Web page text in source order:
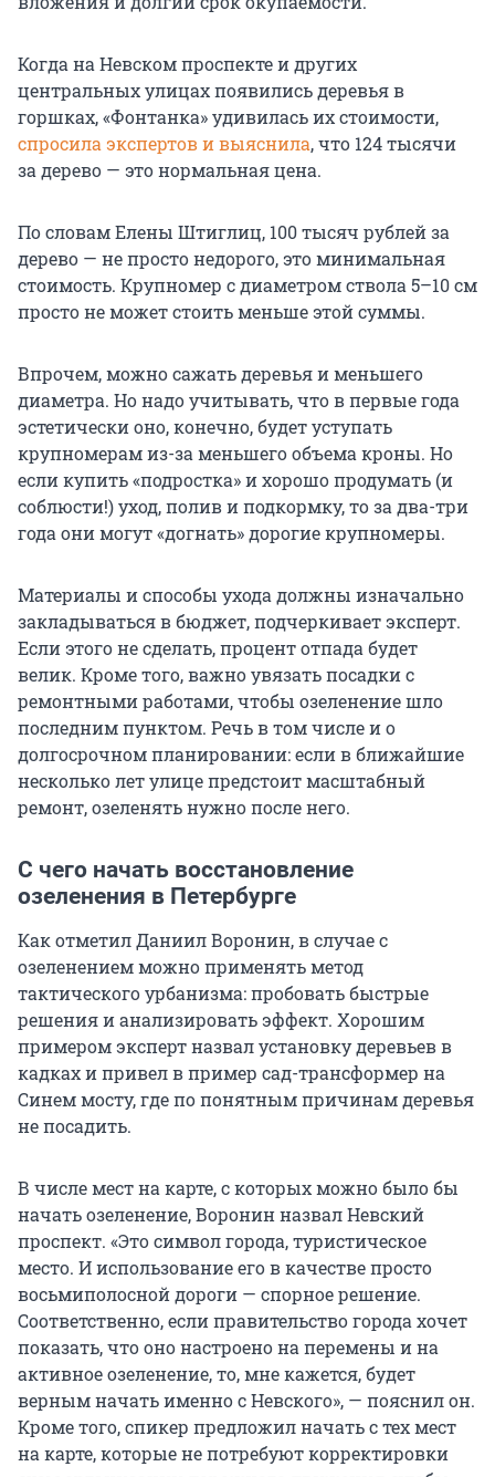
Когда на Невском проспекте и других
центральных улицах появились деревья в
горшках, «Фонтанка» удивилась их стоимости,
спросила экспертов и выяснила, что 124 тысячи
за дерево — это нормальная цена.
По словам Елены Штиглиц, 100 тысяч рублей за
дерево — не просто недорого, это минимальная
стоимость. Крупномер с диаметром ствола 5–10 см
просто не может стоить меньше этой суммы.
Впрочем, можно сажать деревья и меньшего
диаметра. Но надо учитывать, что в первые года
эстетически оно, конечно, будет уступать
крупномерам из-за меньшего объема кроны. Но
если купить «подростка» и хорошо продумать (и
соблюсти!) уход, полив и подкормку, то за два-три
года они могут «догнать» дорогие крупномеры.
Материалы и способы ухода должны изначально
закладываться в бюджет, подчеркивает эксперт.
Если этого не сделать, процент отпада будет
велик. Кроме того, важно увязать посадки с
ремонтными работами, чтобы озеленение шло
последним пунктом. Речь в том числе и о
долгосрочном планировании: если в ближайшие
несколько лет улице предстоит масштабный
ремонт, озеленять нужно после него.
С чего начать восстановление
озеленения в Петербурге
Как отметил Даниил Воронин, в случае с
озеленением можно применять метод
тактического урбанизма: пробовать быстрые
решения и анализировать эффект. Хорошим
примером эксперт назвал установку деревьев в
кадках и привел в пример сад-трансформер на
Синем мосту, где по понятным причинам деревья
не посадить.
В числе мест на карте, с которых можно было бы
начать озеленение, Воронин назвал Невский
проспект. «Это символ города, туристическое
место. И использование его в качестве просто
восьмиполосной дороги — спорное решение.
Соответственно, если правительство города хочет
показать, что оно настроено на перемены и на
активное озеленение, то, мне кажется, будет
верным начать именно с Невского», — пояснил он.
Кроме того, спикер предложил начать с тех мест
на карте, которые не потребуют корректировки